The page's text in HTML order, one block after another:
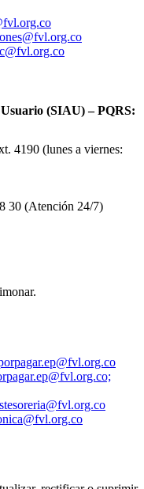
(SIAU) – PQRS:
4190 (lunes a viernes:
30 (Atención 24/7)